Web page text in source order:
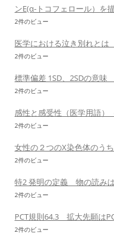
ンE(α-トコフェロール）を
2件のビュー
医学における泣き別れと
2件のビュー
標準偏差 1SD、2SDの意味
2件のビュー
感性と感受性（医学用語）
2件のビュー
女性の２つのX染色体のう
2件のビュー
特2 発明の定義 物の読み
2件のビュー
PCT規則64.3 拡大先願は
2件のビュー